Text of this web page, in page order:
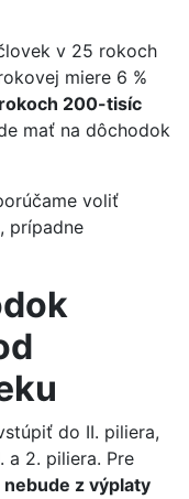
v 25 rokoch
miere 6 %
200-tisíc
mať na dôchodok
voliť
prípadne
do II. piliera,
a 2. piliera. Pre
nebude z výplaty